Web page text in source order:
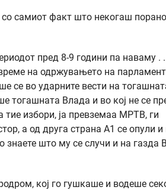
самиот факт што некогаш
пред 8-9 години па наваму .
на одржувањето на
се во ударните вести на
тогашната Влада и во кој не се
тие избори, ја превземаа МРТВ, ги
а од друга страна А1 се опули и
знаете што му се случи и на газда
кој го гушкаше и водеше